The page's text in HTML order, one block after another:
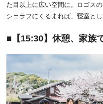
た目以上に広い空間に。ロゴス
シェラフにくるまれば、寝室とし
【15:30】休憩、家族